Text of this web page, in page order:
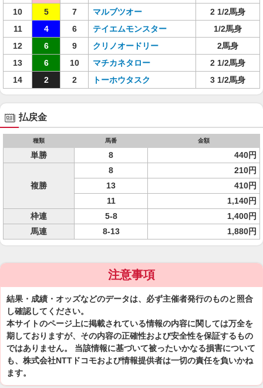
10
5 7 マルブツオー
2 1/2馬身
11
4 6 テイエムモンスター
1/2馬身
12
6 9 クリノオードリー
2馬身
13
6 10 マチカネタロー
2 1/2馬身
14
2 2 トーホウタスク 3 1/2馬身
払戻金
種類 馬番 金額
単勝 8 440円
複勝
8
210円
13
410円
11
1,140円
枠連
5-8
1,400円
馬連
8-13 1,880円
注意事項
結果・成績・オッズなどのデータは、必ず主催者発行のものと照合
し確認してください。
本サイトのページ上に掲載されている情報の内容に関しては万全を
期しておりますが、その内容の正確性および安全性を保証するもの
ではありません。 当該情報に基づいて被ったいかなる損害について
も、株式会社NTTドコモおよび情報提供者は一切の責任を負いかね
ます。